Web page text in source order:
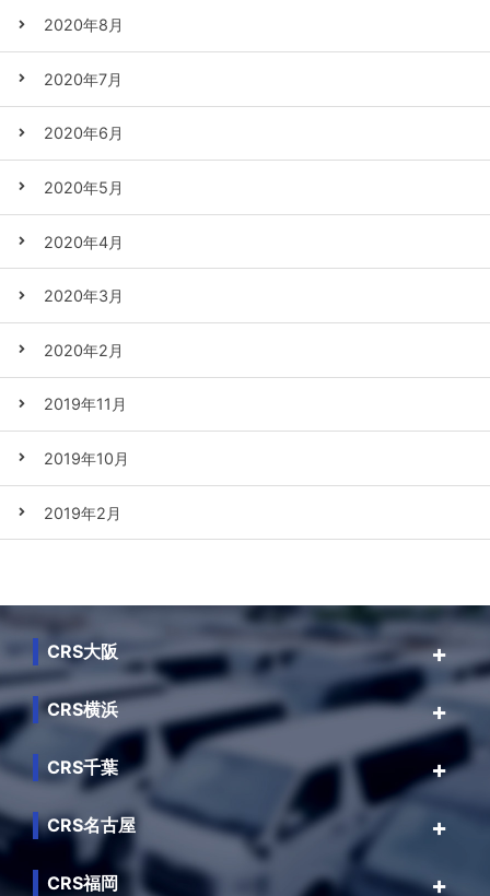
2020年8月
2020年7月
2020年6月
2020年5月
2020年4月
2020年3月
2020年2月
2019年11月
2019年10月
2019年2月
CRS大阪
CRS横浜
CRS千葉
CRS名古屋
CRS福岡